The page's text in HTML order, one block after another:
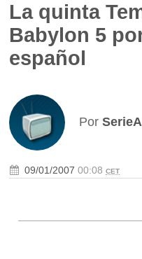
La quinta
Babylon 5
español
Por
09/01/2007 00:08CET